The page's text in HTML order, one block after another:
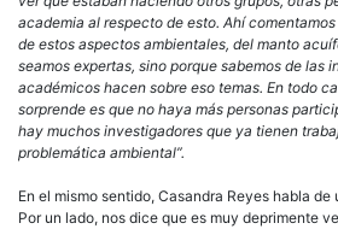
academia al respecto de esto. Ahí
de estos aspectos ambientales, del manto
seamos expertas, sino porque sabemos de las
académicos hacen sobre eso temas. En todo
sorprende es que no haya más personas
hay muchos investigadores que ya tienen
problemática ambiental”.
En el mismo sentido, Casandra Reyes habla
Por un lado, nos dice que es muy deprimente